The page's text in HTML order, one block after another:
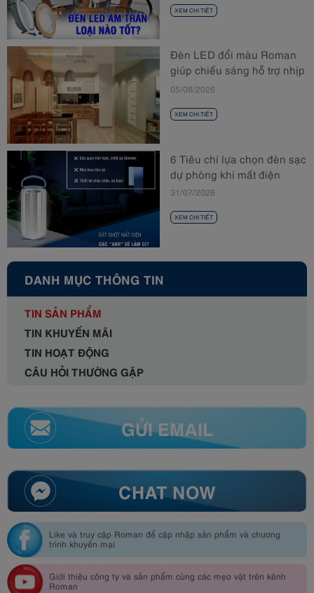
XEM CHI TIẾT
Đèn LED đổi màu Roman
giúp chiếu sáng hỗ trợ nhịp
sinh học
05/08/2026
XEM CHI TIẾT
6 Tiêu chí lựa chọn đèn sạc
dự phòng khi mất điện
31/07/2026
XEM CHI TIẾT
DANH MỤC THÔNG TIN
TIN SẢN PHẨM
TIN KHUYẾN MÃI
TIN HOẠT ĐỘNG
CÂU HỎI THƯỜNG GẶP
GỬI EMAIL
CHAT NOW
Like và truy cập Roman để cập nhập sản phẩm và chương
trình khuyến mại
Giới thiệu công ty và sản phẩm cùng các mẹo vặt trên kênh
Roman